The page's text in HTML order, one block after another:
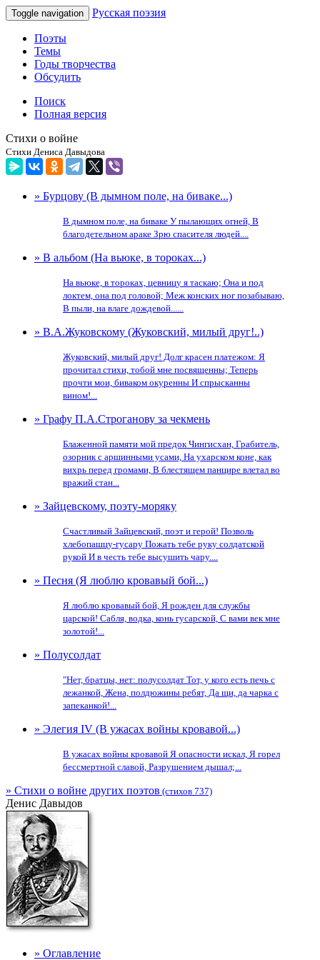
Toggle navigation Русская поэзия
Поэты
Темы
Годы творчества
Обсудить
Поиск
Полная версия
Стихи о войне
Стихи Дениса Давыдова
» Бурцову (В дымном поле, на биваке...)
В дымном поле, на биваке У пылающих огней, В
благодетельном араке Зрю спасителя людей....
» В альбом (На вьюке, в тороках...)
На вьюке, в тороках, цевницу я таскаю; Она и под
локтем, она под головой; Меж конских ног позабываю,
В пыли, на влаге дождевой......
» В.А.Жуковскому (Жуковский, милый друг!..)
Жуковский, милый друг! Долг красен платежом: Я
прочитал стихи, тобой мне посвященны; Теперь
прочти мои, биваком окуренны И спрысканны
вином!...
» Графу П.А.Строганову за чекмень
Блаженной памяти мой предок Чингисхан, Грабитель,
озорник с аршинными усами, На ухарском коне, как
вихрь перед громами, В блестящем панцире влетал во
вражий стан...
» Зайцевскому, поэту-моряку
Счастливый Зайцевский, поэт и герой! Позволь
хлебопашцу-гусару Пожать тебе руку солдатской
рукой И в честь тебе высушить чару....
» Песня (Я люблю кровавый бой...)
Я люблю кровавый бой, Я рожден для службы
царской! Сабля, водка, конь гусарской, С вами век мне
золотой!...
» Полусолдат
"Нет, братцы, нет: полусолдат Тот, у кого есть печь с
лежанкой, Жена, полдюжины ребят, Да щи, да чарка с
запеканкой!...
» Элегия IV (В ужасах войны кровавой...)
В ужасах войны кровавой Я опасности искал, Я горел
бессмертной славой, Разрушением дышал;...
» Стихи о войне других поэтов (стихов 737)
Денис Давыдов
» Оглавление